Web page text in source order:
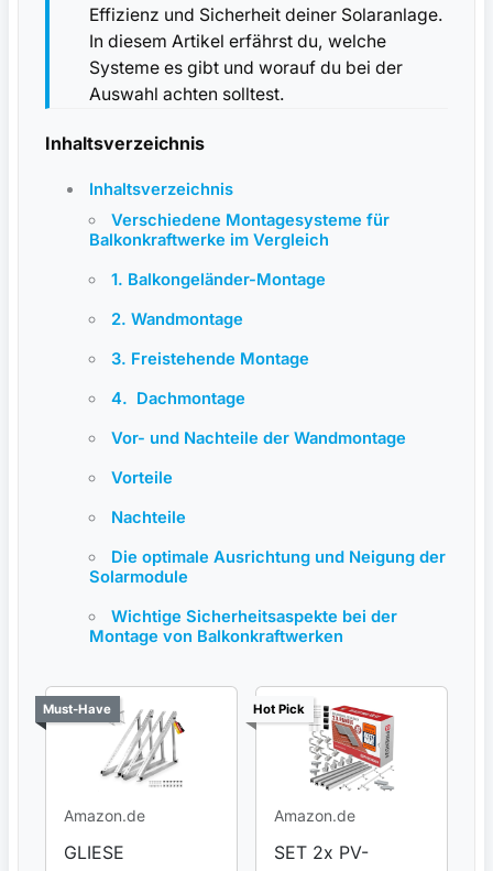
Effizienz und Sicherheit deiner Solaranlage.
In diesem Artikel erfährst du, welche
Systeme es gibt und worauf du bei der
Auswahl achten solltest.
Inhaltsverzeichnis
Inhaltsverzeichnis
Verschiedene Montagesysteme für
Balkonkraftwerke ⁣im‌ Vergleich
1. Balkongeländer-Montage
2. Wandmontage
3. Freistehende Montage
4. ⁢ Dachmontage
Vor- und Nachteile der​ Wandmontage
Vorteile
Nachteile
Die optimale Ausrichtung und⁣ Neigung ⁢der
​Solarmodule
Wichtige Sicherheitsaspekte bei der
Montage von Balkonkraftwerken
Must-Have
Amazon.de
GLIESE
Hot Pick
Amazon.de
SET 2x PV-